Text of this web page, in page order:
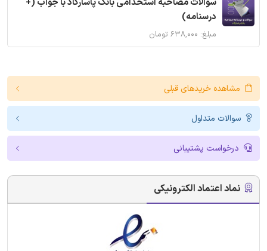
سوالات مصاحبه استخدامی بانک پاسارگاد با جواب (+
درسنامه)
مبلغ: ۶۳۸,۰۰۰ تومان
مشاهده خریدهای قبلی
سوالات متداول
درخواست پشتیبانی
نماد اعتماد الکترونیکی